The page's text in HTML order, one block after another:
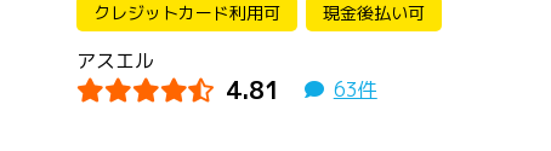
クレジットカード利用可
現金後払い可
アスエル
4.81 63件